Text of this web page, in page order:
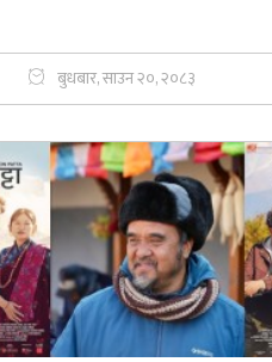
बुधबार, साउन २०, २०८३